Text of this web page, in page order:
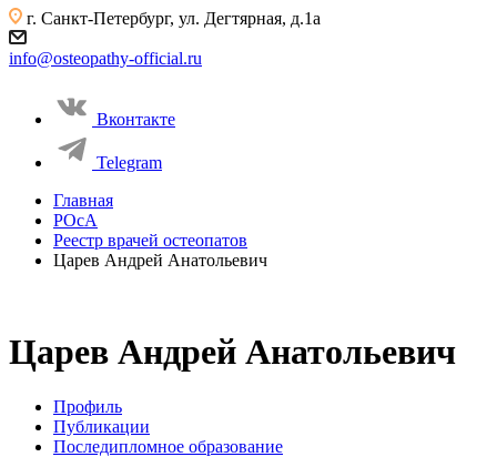
г. Санкт-Петербург, ул. Дегтярная, д.1а
info@osteopathy-official.ru
Вконтакте
Telegram
Главная
РОсА
Реестр врачей остеопатов
Царев Андрей Анатольевич
Царев Андрей Анатольевич
Профиль
Публикации
Последипломное образование